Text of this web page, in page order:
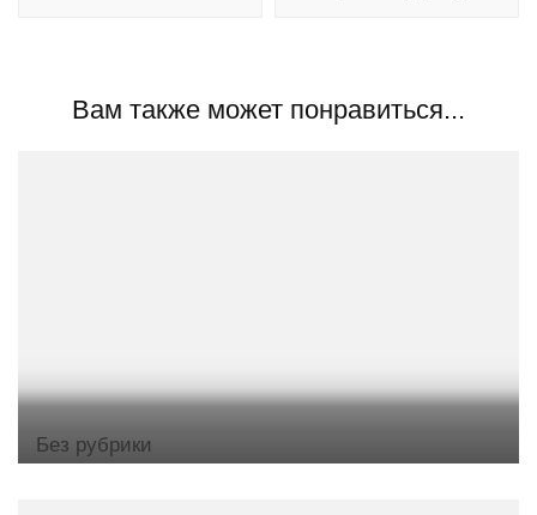
Вам также может понравиться...
Без рубрики